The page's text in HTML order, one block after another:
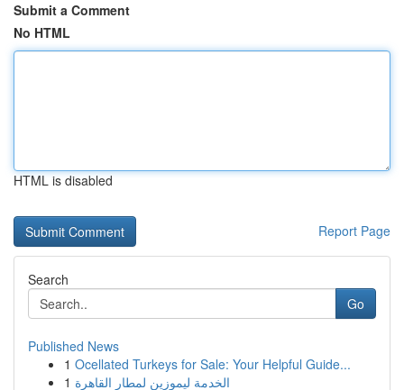
Submit a Comment
No HTML
HTML is disabled
Report Page
Search
Go
Published News
1 Ocellated Turkeys for Sale: Your Helpful Guide...
1 الخدمة ليموزين لمطار القاهرة